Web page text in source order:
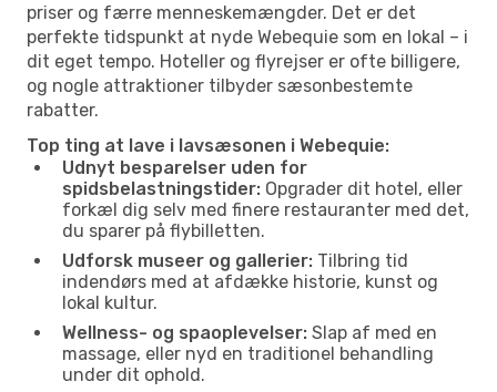
priser og færre menneskemængder. Det er det
perfekte tidspunkt at nyde Webequie som en lokal – i
dit eget tempo. Hoteller og flyrejser er ofte billigere,
og nogle attraktioner tilbyder sæsonbestemte
rabatter.
Top ting at lave i lavsæsonen i Webequie:
Udnyt besparelser uden for
spidsbelastningstider: Opgrader dit hotel, eller
forkæl dig selv med finere restauranter med det,
du sparer på flybilletten.
Udforsk museer og gallerier: Tilbring tid
indendørs med at afdække historie, kunst og
lokal kultur.
Wellness- og spaoplevelser: Slap af med en
massage, eller nyd en traditionel behandling
under dit ophold.